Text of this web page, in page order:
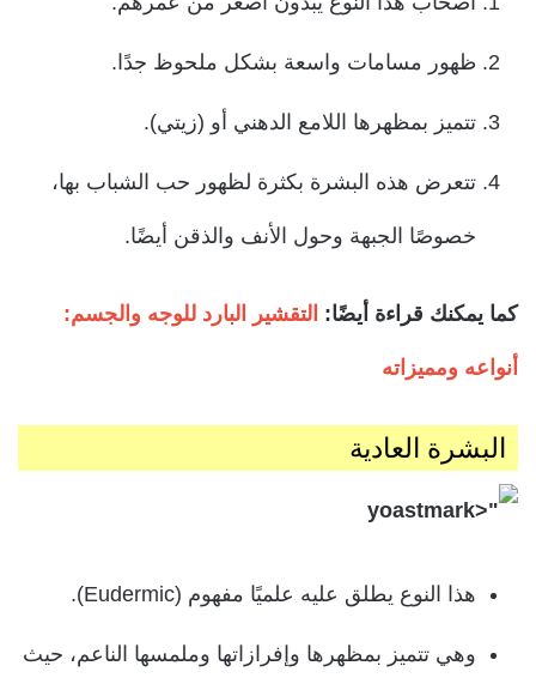
ظهور مسامات واسعة بشكل ملحوظ جدًا.
تتميز بمظهرها اللامع الدهني أو (زيتي).
تتعرض هذه البشرة بكثرة لظهور حب الشباب بها،
خصوصًا الجبهة وحول الأنف والذقن أيضًا.
كما يمكنك قراءة أيضًا: التقشير البارد للوجه والجسم:
أنواعه ومميزاته
البشرة العادية
هذا النوع يطلق عليه علميًا مفهوم (Eudermic).
وهي تتميز بمظهرها وإفرازاتها وملمسها الناعم، حيث